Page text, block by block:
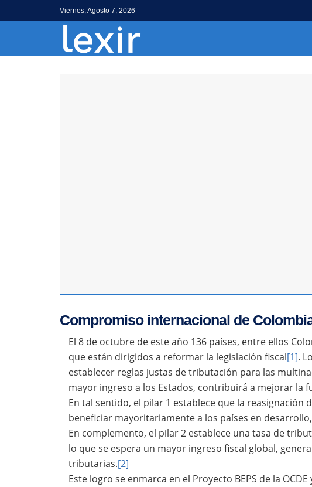
Viernes, Agosto 7, 2026
Compromiso internacional de
El 8 de octubre de este año 136 países, entre ellos
que están dirigidos a reformar la legislación fiscal[1].
establecer reglas justas de tributación para las
mayor ingreso a los Estados, contribuirá a mejorar la
En tal sentido, el pilar 1 establece que la reasignación
beneficiar mayoritariamente a los países en
En complemento, el pilar 2 establece una tasa de
lo que se espera un mayor ingreso fiscal global,
tributarias.[2]
Este logro se enmarca en el Proyecto BEPS de la